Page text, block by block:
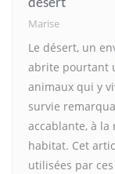
Marise
Le désert, un
abrite pourtant
animaux qui y
survie
accablante, à la
habitat. Cet
utilisées par